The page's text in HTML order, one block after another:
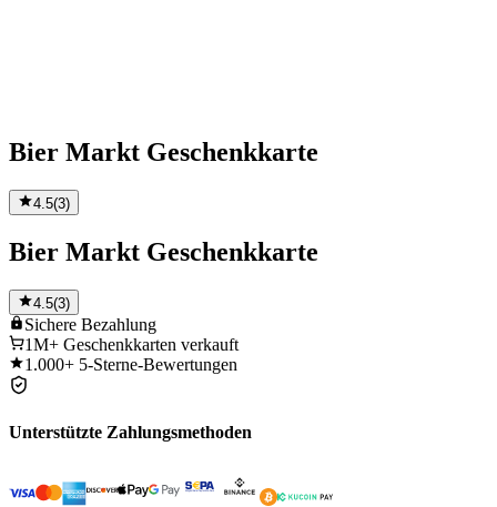
Bier Markt Geschenkkarte
4.5(3)
Bier Markt Geschenkkarte
4.5(3)
Sichere Bezahlung
1M+ Geschenkkarten verkauft
1.000+ 5-Sterne-Bewertungen
Unterstützte Zahlungsmethoden